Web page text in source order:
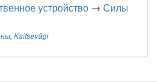
устройство → Силы
, Kaitsevägi